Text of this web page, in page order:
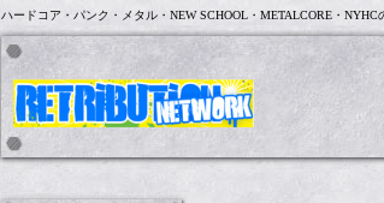
ハードコア・パンク・メタル・NEW SCHOOL・METALCORE・